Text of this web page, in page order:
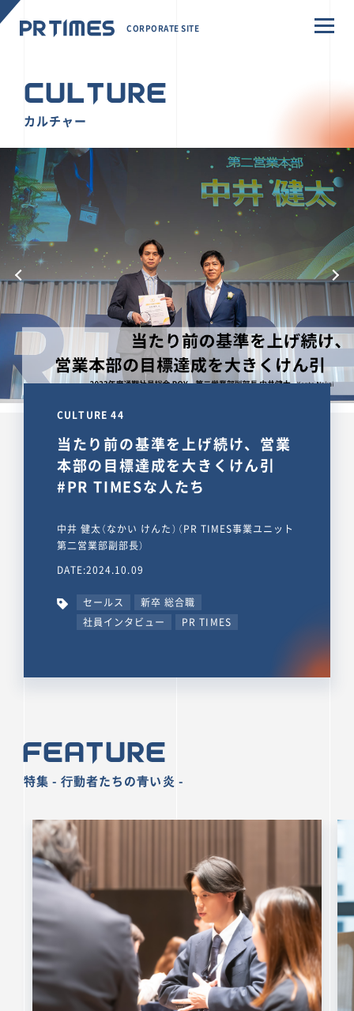
CORPORATE SITE
CULTURE
カルチャー
CULTURE 44
当たり前の基準を上げ続け、営業
本部の目標達成を大きくけん引
#PR TIMESな人たち
中井 健太（なかい けんた）（PR TIMES事業ユニット
第二営業部副部長）
DATE:2024.10.09
セールス
新卒 総合職
社員インタビュー
PR TIMES
Feature
特集 - ⾏動者たちの⻘い炎 -